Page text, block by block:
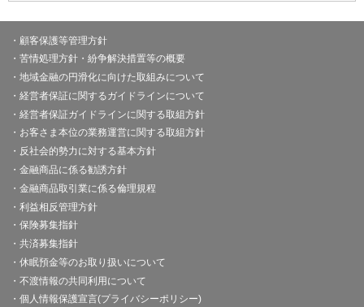
2025年6月25日
画面共有サポートの提供開始について
2025年6月17日
労働保険料電子納付の再開のお知らせ (PDF99kb)
2025年5月20日 ご注意
ブラウザ拡張機能「Monica」使用時に、インターネットバン
キング・でんさいネットでログインができない事象について
(PDF99kb)
2025年3月4日
全国信用金庫協会を騙る詐欺電話に関する情報について
(PDF74kb)
2025年2月26日 ご注意
信用金庫を騙る詐欺メールに関する情報について
顧客保護等管理方針
苦情処理方針・紛争解決措置等の概要
地域金融の円滑化に向けた取組みについて
経営者保証に関するガイドラインについて
経営者保証ガイドラインに関する取組方針
お客さま本位の業務運営に関する取組方針
反社会的勢力に対する基本方針
金融商品に係る勧誘方針
金融商品取引業に係る倫理規程
利益相反管理方針
保険募集指針
共済募集指針
休眠預金等のお取り扱いについて
不渡情報の共同利用について
個人情報保護宣言(プライバシーポリシー)